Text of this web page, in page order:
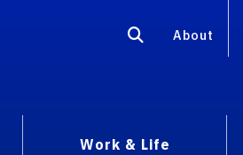
About
Work & Life